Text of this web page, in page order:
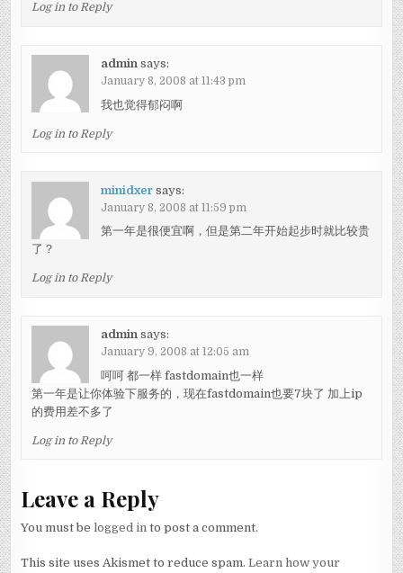
Log in to Reply
admin says:
January 8, 2008 at 11:43 pm
我也觉得郁闷啊
Log in to Reply
minidxer says:
January 8, 2008 at 11:59 pm
第一年是很便宜啊，但是第二年开始起步时就比较贵
了？
Log in to Reply
admin says:
January 9, 2008 at 12:05 am
呵呵 都一样 fastdomain也一样
第一年是让你体验下服务的，现在fastdomain也要7块了 加上ip
的费用差不多了
Log in to Reply
Leave a Reply
You must belogged in to post a comment.
This site uses Akismet to reduce spam.Learn how your